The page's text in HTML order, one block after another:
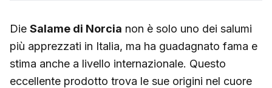
Die Salame di Norcia non è solo uno dei salumi
più apprezzati in Italia, ma ha guadagnato fama e
stima anche a livello internazionale. Questo
eccellente prodotto trova le sue origini nel cuore